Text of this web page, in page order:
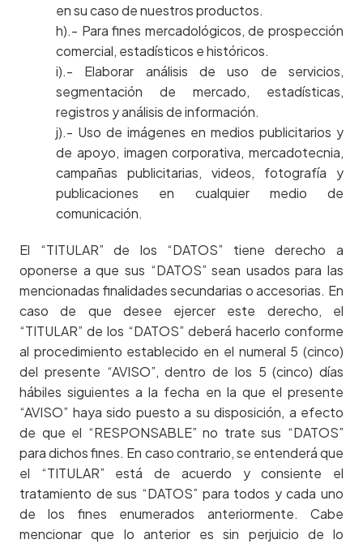
en su caso de nuestros productos.
h).- Para fines mercadológicos, de prospección
comercial, estadísticos e históricos.
i).- Elaborar análisis de uso de servicios,
segmentación de mercado, estadísticas,
registros y análisis de información.
j).- Uso de imágenes en medios publicitarios y
de apoyo, imagen corporativa, mercadotecnia,
campañas publicitarias, videos, fotografía y
publicaciones en cualquier medio de
comunicación.
El “TITULAR” de los “DATOS” tiene derecho a
oponerse a que sus “DATOS” sean usados para las
mencionadas finalidades secundarias o accesorias. En
caso de que desee ejercer este derecho, el
“TITULAR” de los “DATOS” deberá hacerlo conforme
al procedimiento establecido en el numeral 5 (cinco)
del presente “AVISO”, dentro de los 5 (cinco) días
hábiles siguientes a la fecha en la que el presente
“AVISO” haya sido puesto a su disposición, a efecto
de que el “RESPONSABLE” no trate sus “DATOS”
para dichos fines. En caso contrario, se entenderá que
el “TITULAR” está de acuerdo y consiente el
tratamiento de sus “DATOS” para todos y cada uno
de los fines enumerados anteriormente. Cabe
mencionar que lo anterior es sin perjuicio de lo